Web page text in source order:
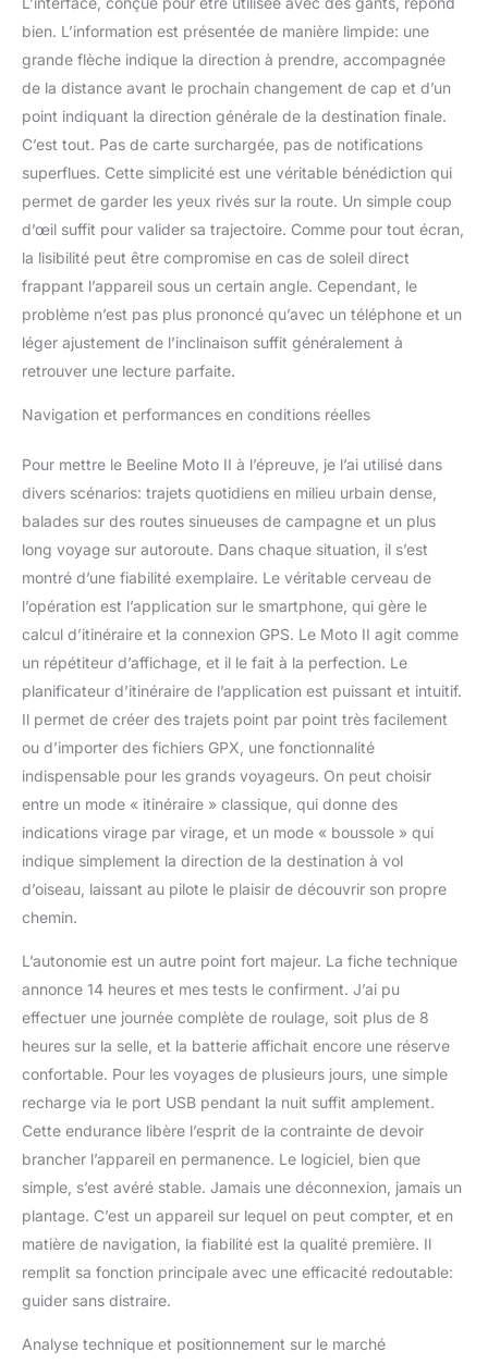
Moto II fait de votre
guidon un véritable
accroche-regard grâce à
son boîtier fin. Avec une
batterie USB-C
rechargeable et une
autonomie de 14 heures,
le Moto II peut résister à
vos longs trajets.
bien. L’information est présentée de manière limpide: une
grande flèche indique la direction à prendre, accompagnée
de la distance avant le prochain changement de cap et d’un
point indiquant la direction générale de la destination finale.
C’est tout. Pas de carte surchargée, pas de notifications
superflues. Cette simplicité est une véritable bénédiction qui
permet de garder les yeux rivés sur la route. Un simple coup
d’œil suffit pour valider sa trajectoire. Comme pour tout écran,
la lisibilité peut être compromise en cas de soleil direct
frappant l’appareil sous un certain angle. Cependant, le
problème n’est pas plus prononcé qu’avec un téléphone et un
léger ajustement de l’inclinaison suffit généralement à
retrouver une lecture parfaite.
Navigation et performances en conditions réelles
Pour mettre le Beeline Moto II à l’épreuve, je l’ai utilisé dans
divers scénarios: trajets quotidiens en milieu urbain dense,
balades sur des routes sinueuses de campagne et un plus
long voyage sur autoroute. Dans chaque situation, il s’est
montré d’une fiabilité exemplaire. Le véritable cerveau de
l’opération est l’application sur le smartphone, qui gère le
calcul d’itinéraire et la connexion GPS. Le Moto II agit comme
un répétiteur d’affichage, et il le fait à la perfection. Le
planificateur d’itinéraire de l’application est puissant et intuitif.
Il permet de créer des trajets point par point très facilement
ou d’importer des fichiers GPX, une fonctionnalité
indispensable pour les grands voyageurs. On peut choisir
entre un mode « itinéraire » classique, qui donne des
indications virage par virage, et un mode « boussole » qui
indique simplement la direction de la destination à vol
d’oiseau, laissant au pilote le plaisir de découvrir son propre
chemin.
L’autonomie est un autre point fort majeur. La fiche technique
annonce 14 heures et mes tests le confirment. J’ai pu
effectuer une journée complète de roulage, soit plus de 8
heures sur la selle, et la batterie affichait encore une réserve
confortable. Pour les voyages de plusieurs jours, une simple
recharge via le port USB pendant la nuit suffit amplement.
Cette endurance libère l’esprit de la contrainte de devoir
brancher l’appareil en permanence. Le logiciel, bien que
simple, s’est avéré stable. Jamais une déconnexion, jamais un
plantage. C’est un appareil sur lequel on peut compter, et en
matière de navigation, la fiabilité est la qualité première. Il
remplit sa fonction principale avec une efficacité redoutable:
guider sans distraire.
Analyse technique et positionnement sur le marché